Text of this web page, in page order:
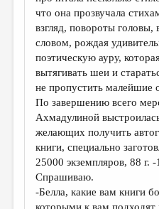
что она прозвучала
взгляд, повороты головы,
словом, рождая
поэтическую ауру,
вытягивать шеи и
не пропустить малейшие
По завершению всего
Ахмадулиной
желающих получить
книги, специально
25000 экземпляров, 88 г.
Спрашиваю.
-Белла, какие вам книги